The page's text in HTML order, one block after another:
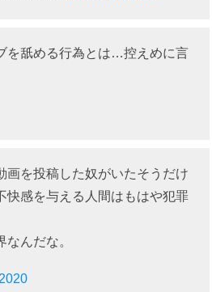
を舐める行為とは…控えめに言
画を投稿した奴がいたそうだけ
快感を与える人間はもはや犯罪
んだな。